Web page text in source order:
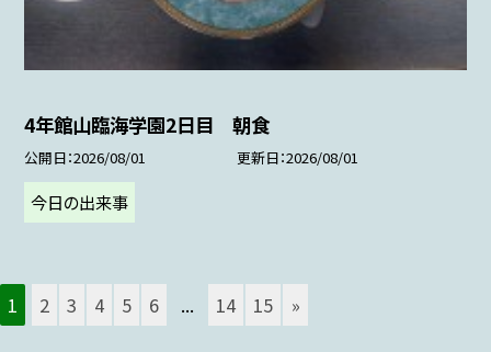
4年館山臨海学園2日目 朝食
公開日 2026/08/01 更新日 2026/08/01
今日の出来事
1 2 3 4 5 6 ... 14 15 »